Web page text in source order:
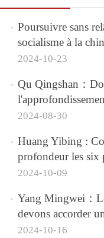
Poursuivre sans
socialisme à la
2024-10-23
Qu Qingshan：​
2024-08-30
Huang Yibing :
profondeur les six
2024-10-09
Yang Mingwei：
devons accorder
2024-10-16